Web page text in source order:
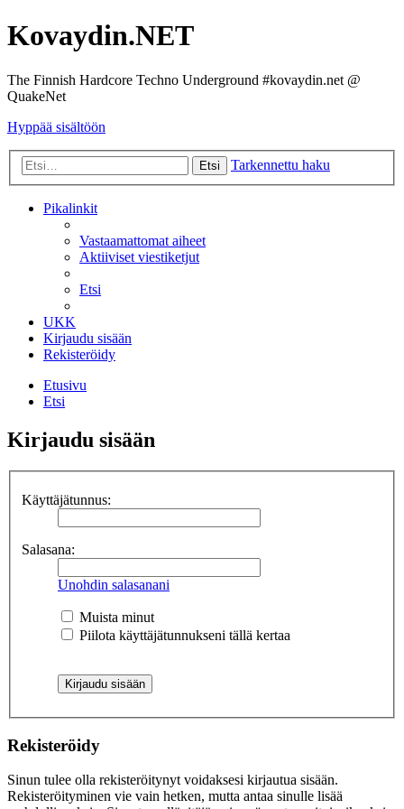
Kovaydin.NET
The Finnish Hardcore Techno Underground #kovaydin.net @
QuakeNet
Hyppää sisältöön
Etsi Tarkennettu haku
Pikalinkit
Vastaamattomat aiheet
Aktiiviset viestiketjut
Etsi
UKK
Kirjaudu sisään
Rekisteröidy
Etusivu
Etsi
Kirjaudu sisään
Käyttäjätunnus:
Salasana:
Unohdin salasanani
Muista minut
Piilota käyttäjätunnukseni tällä kertaa
Rekisteröidy
Sinun tulee olla rekisteröitynyt voidaksesi kirjautua sisään.
Rekisteröityminen vie vain hetken, mutta antaa sinulle lisää